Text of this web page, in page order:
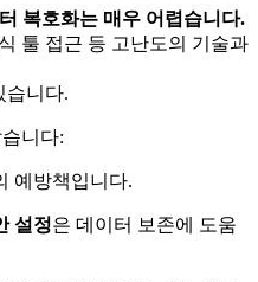
복호화는 매우 어렵습니다.
툴 접근 등 고난도의 기술과
습니다.
니다:
예방책입니다.
설정은 데이터 보존에 도움